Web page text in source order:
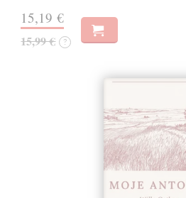
15,19 €
15,99 € ?